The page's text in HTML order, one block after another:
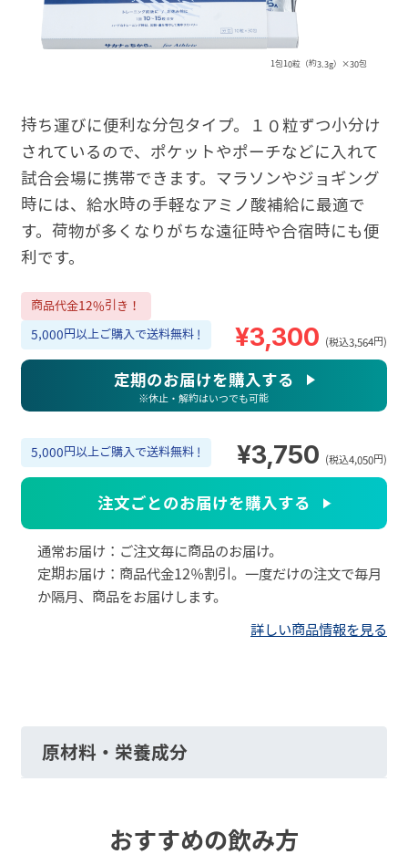
1包10粒（約3.3g）×30包
持ち運びに便利な分包タイプ。１０粒ずつ小分け
されているので、ポケットやポーチなどに入れて
試合会場に携帯できます。マラソンやジョギング
時には、給水時の手軽なアミノ酸補給に最適で
す。荷物が多くなりがちな遠征時や合宿時にも便
利です。
商品代金12%引き！
5,000円以上ご購入で送料無料 ! ¥3,300 (税込3,564円)
定期のお届けを購入する
※休止・解約はいつでも可能
5,000円以上ご購入で送料無料 ! ¥3,750 (税込4,050円)
注文ごとのお届けを購入する
通常お届け：ご注文毎に商品のお届け。
定期お届け：商品代金12％割引。一度だけの注文で毎月
か隔月、商品をお届けします。
詳しい商品情報を見る
原材料・栄養成分
おすすめの飲み方